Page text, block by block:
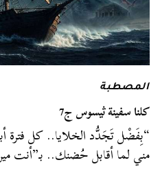
المصطبة
كلنا سفينة ثيسوس ج7
“بِفَضْل تَجَدُّد الخلايا.. كل فترة
مني لما أقابل حُضنك.. بـ”أنت